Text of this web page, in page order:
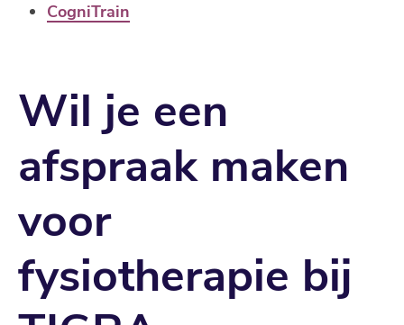
CogniTrain
Wil je een
afspraak maken
voor
fysiotherapie bij